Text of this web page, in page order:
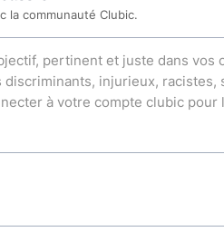
la communauté Clubic.